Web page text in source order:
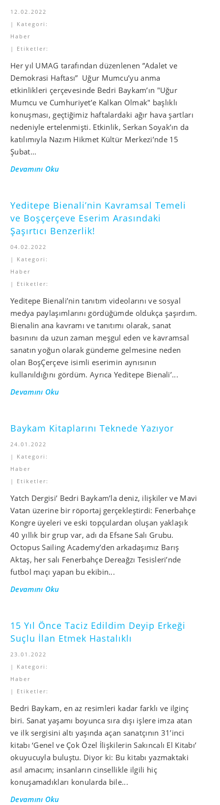
12.02.2022
| Kategori:
Haber
| Etiketler:
Her yıl UMAG tarafından düzenlenen ”Adalet ve
Demokrasi Haftası” Uğur Mumcu’yu anma
etkinlikleri çerçevesinde Bedri Baykam’ın "Uğur
Mumcu ve Cumhuriyet’e Kalkan Olmak" başlıklı
konuşması, geçtiğimiz haftalardaki ağır hava şartları
nedeniyle ertelenmişti. Etkinlik, Serkan Soyak’ın da
katılımıyla Nazım Hikmet Kültür Merkezi’nde 15
Şubat...
Devamını Oku
Yeditepe Bienali’nin Kavramsal Temeli
ve Boşçerçeve Eserim Arasındaki
Şaşırtıcı Benzerlik!
04.02.2022
| Kategori:
Haber
| Etiketler:
Yeditepe Bienali’nin tanıtım videolarını ve sosyal
medya paylaşımlarını gördüğümde oldukça şaşırdım.
Bienalin ana kavramı ve tanıtımı olarak, sanat
basınını da uzun zaman meşgul eden ve kavramsal
sanatın yoğun olarak gündeme gelmesine neden
olan BoşÇerçeve isimli eserimin aynısının
kullanıldığını gördüm. Ayrıca Yeditepe Bienali’...
Devamını Oku
Baykam Kitaplarını Teknede Yazıyor
24.01.2022
| Kategori:
Haber
| Etiketler:
Yatch Dergisi’ Bedri Baykam’la deniz, ilişkiler ve Mavi
Vatan üzerine bir röportaj gerçekleştirdi: Fenerbahçe
Kongre üyeleri ve eski topçulardan oluşan yaklaşık
40 yıllık bir grup var, adı da Efsane Salı Grubu.
Octopus Sailing Academy’den arkadaşımız Barış
Aktaş, her salı Fenerbahçe Dereağzı Tesisleri’nde
futbol maçı yapan bu ekibin...
Devamını Oku
15 Yıl Önce Taciz Edildim Deyip Erkeği
Suçlu İlan Etmek Hastalıklı
23.01.2022
| Kategori:
Haber
| Etiketler:
Bedri Baykam, en az resimleri kadar farklı ve ilginç
biri. Sanat yaşamı boyunca sıra dışı işlere imza atan
ve ilk sergisini altı yaşında açan sanatçının 31’inci
kitabı ‘Genel ve Çok Özel İlişkilerin Sakıncalı El Kitabı’
okuyucuyla buluştu. Diyor ki: Bu kitabı yazmaktaki
asıl amacım; insanların cinsellikle ilgili hiç
konuşamadıkları konularda bile...
Devamını Oku